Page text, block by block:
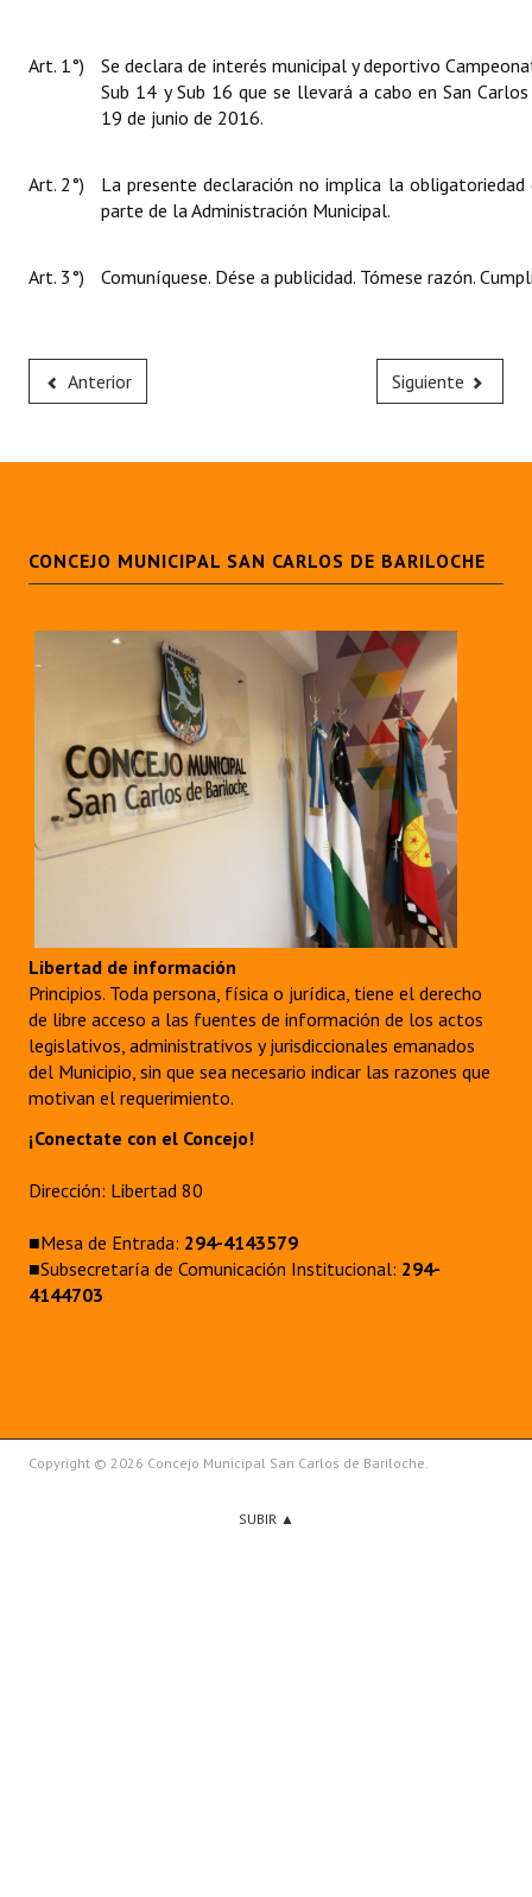
Art. 1°)
Se declara de interés municipal y deportivo
Sub 14 y Sub 16 que se llevará a cabo en San
19 de junio de 2016.
Art. 2°)
La presente declaración no implica la
parte de la Administración Municipal.
Art. 3°) Comuníquese. Dése a publicidad. Tómese razón.
Anterior Siguiente
CONCEJO MUNICIPAL SAN CARLOS DE BARILOCHE
Libertad de información
Principios. Toda persona, física o jurídica, tiene el derecho
de libre acceso a las fuentes de información de los actos
legislativos, administrativos y jurisdiccionales emanados
del Municipio, sin que sea necesario indicar las razones que
motivan el requerimiento.
¡Conectate con el Concejo!
Dirección: Libertad 80
■Mesa de Entrada: 294-4143579
■Subsecretaría de Comunicación Institucional: 294-
4144703
Copyright © 2026 Concejo Municipal San Carlos de Bariloche.
SUBIR ▲